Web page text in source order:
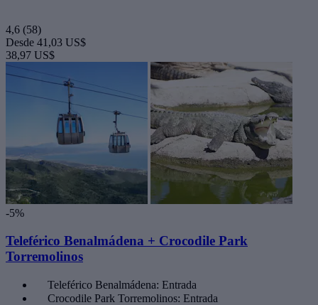
4,6 (58)
Desde 41,03 US$
38,97 US$
-5%
Teleférico Benalmádena + Crocodile Park
Torremolinos
Teleférico Benalmádena: Entrada
Crocodile Park Torremolinos: Entrada